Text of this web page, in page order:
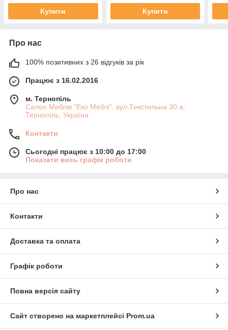
Купити Купити
Про нас
100% позитивних з 26 відгуків за рік
Працює з 16.02.2016
м. Тернопіль
Салон Меблів "Еко Меблі", вул.Текстильна 30 а,
Тернопіль, Україна
Контакти
Сьогодні працює з 10:00 до 17:00
Показати весь графік роботи
Про нас
Контакти
Доставка та оплата
Графік роботи
Повна версія сайту
Сайт створено на маркетплейсі Prom.ua